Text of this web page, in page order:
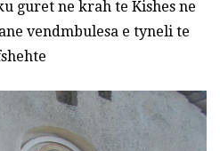
guret ne krah te Kishes ne
vendmbulesa e tyneli te